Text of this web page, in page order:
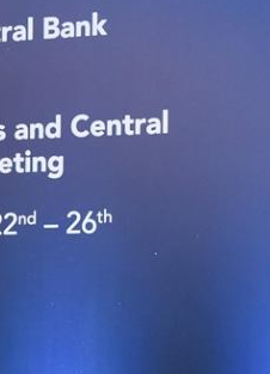
pri... 04/08/2026